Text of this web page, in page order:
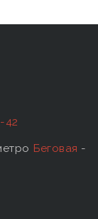
42
Беговая -